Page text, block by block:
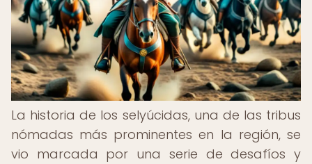
La historia de los selyúcidas, una de las tribus
nómadas más prominentes en la región, se
vio marcada por una serie de desafíos y